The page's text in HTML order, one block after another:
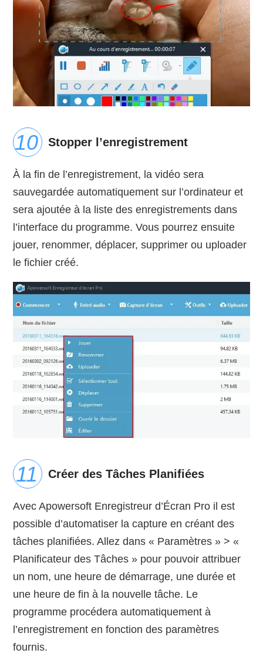
Stopper l’enregistrement
À la fin de l’enregistrement, la vidéo sera
sauvegardée automatiquement sur l’ordinateur et
sera ajoutée à la liste des enregistrements dans
l’interface du programme. Vous pourrez ensuite
jouer, renommer, déplacer, supprimer ou uploader
le fichier créé.
Créer des Tâches Planifiées
Avec Apowersoft Enregistreur d’Écran Pro il est
possible d’automatiser la capture en créant des
tâches planifiées. Allez dans « Paramètres » > «
Planificateur des Tâches » pour pouvoir attribuer
un nom, une heure de démarrage, une durée et
une heure de fin à la nouvelle tâche. Le
programme procédera automatiquement à
l’enregistrement en fonction des paramètres
fournis.